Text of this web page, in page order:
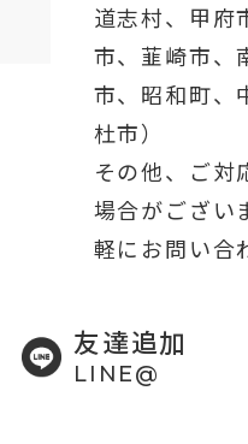
道志村、 甲府
市、韮崎市、
市、昭和町、
杜市）
その他、ご対
場合がござい
軽にお問い合
友達追加
LINE@